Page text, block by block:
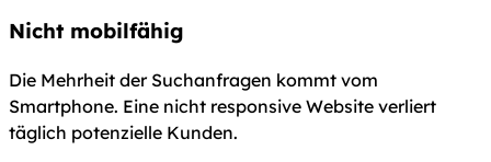
Nicht mobilfähig
Die Mehrheit der Suchanfragen kommt vom
Smartphone. Eine nicht responsive Website verliert
täglich potenzielle Kunden.